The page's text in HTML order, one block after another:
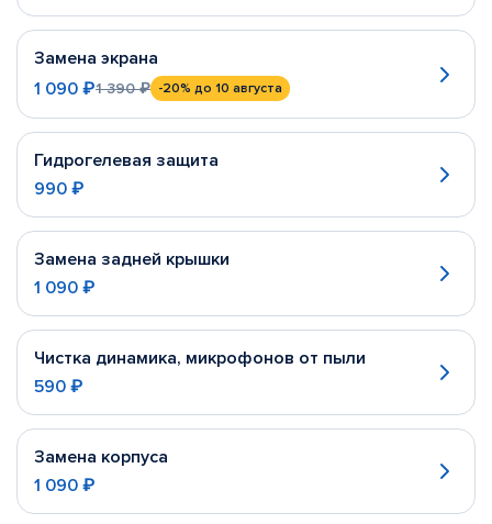
Замена экрана
1 090 ₽1 390 ₽ -20% до 10 августа
Гидрогелевая защита
990 ₽
Замена задней крышки
1 090 ₽
Чистка динамика, микрофонов от пыли
590 ₽
Замена корпуса
1 090 ₽